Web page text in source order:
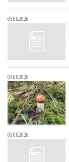
05.08.2026
05.08.2026
05.08.2026